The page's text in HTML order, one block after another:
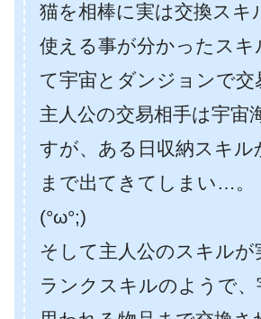
猫を相棒に実は交換スキ
使える事が分かったスキ
て宇宙とダンジョンで交
主人公の交易相手は宇宙
すが、ある日収納スキル
まで出てきてしまい…。
(°ω°;)
そして主人公のスキルが
ランクスキルのようで、